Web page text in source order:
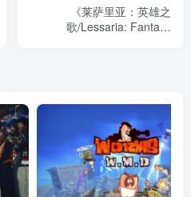
《莱萨里亚：英雄之
歌/Lessaria: Fantasy